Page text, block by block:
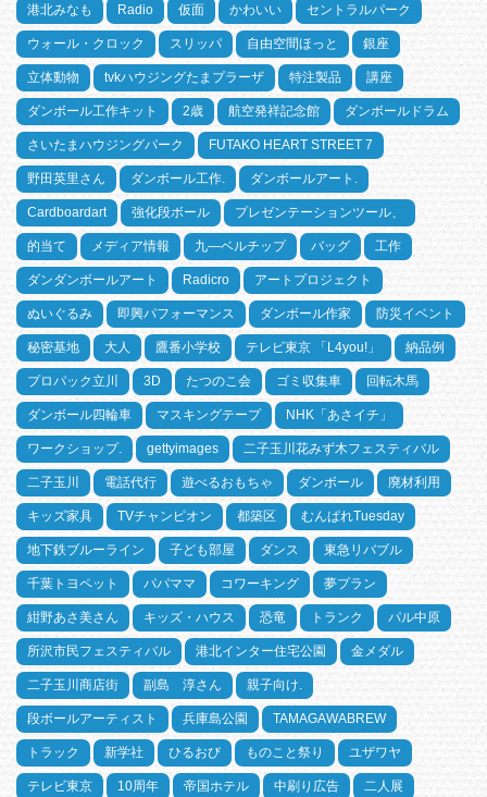
港北みなも Radio 仮面 かわいい セントラルパーク
ウォール・クロック スリッパ 自由空間ほっと 銀座
立体動物 tvkハウジングたまプラーザ 特注製品 講座
ダンボール工作キット 2歳 航空発祥記念館 ダンボールドラム
さいたまハウジングパーク FUTAKO HEART STREET 7
野田英里さん ダンボール工作. ダンボールアート.
Cardboardart 強化段ボール プレゼンテーションツール、
的当て メディア情報 九―ベルチップ バッグ 工作
ダンダンボールアート Radicro アートプロジェクト
ぬいぐるみ 即興パフォーマンス ダンボール作家 防災イベント
秘密基地 大人 鷹番小学校 テレビ東京 「L4you!」 納品例
プロパック立川 3D たつのこ会 ゴミ収集車 回転木馬
ダンボール四輪車 マスキングテープ NHK「あさイチ」
ワークショップ. gettyimages 二子玉川花みず木フェスティバル
二子玉川 電話代行 遊べるおもちゃ ダンボール 廃材利用
キッズ家具 TVチャンピオン 都築区 むんぱれTuesday
地下鉄ブルーライン 子ども部屋 ダンス 東急リバブル
千葉トヨペット パパママ コワーキング 夢プラン
紺野あさ美さん キッズ・ハウス 恐竜 トランク パル中原
所沢市民フェスティバル 港北インター住宅公園 金メダル
二子玉川商店街 副島 淳さん 親子向け.
段ボールアーティスト 兵庫島公園 TAMAGAWABREW
トラック 新学社 ひるおび ものこと祭り ユザワヤ
テレビ東京 10周年 帝国ホテル 中刷り広告 二人展